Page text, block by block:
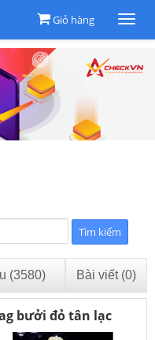
Giỏ hàng
(3580) Bài viết (0)
bưởi đỏ tân lạc